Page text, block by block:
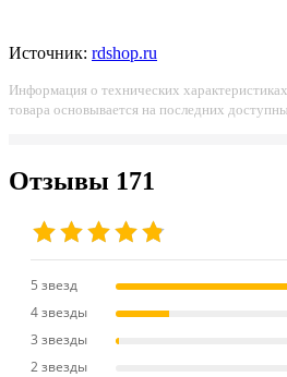
Источник: rdshop.ru
Информация о технических
товара основывается на последних
Отзывы 171
5 звезд
4 звезды
3 звезды
2 звезды